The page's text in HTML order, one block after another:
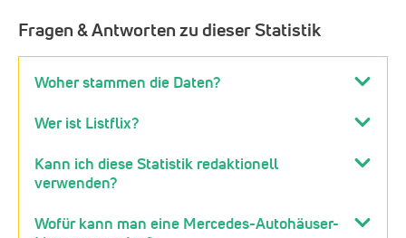
Fragen & Antworten zu dieser Statistik
Woher stammen die Daten?
Wer ist Listflix?
Kann ich diese Statistik redaktionell
verwenden?
Wofür kann man eine Mercedes-Autohäuser-